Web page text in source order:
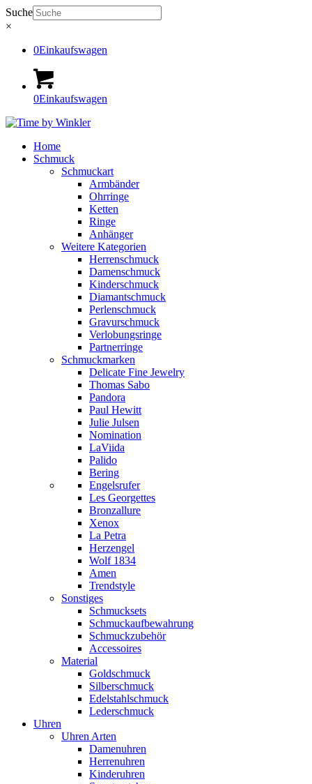
Suche
×
0Einkaufswagen
0Einkaufswagen
Home
Schmuck
Schmuckart
Armbänder
Ohrringe
Ketten
Ringe
Anhänger
Weitere Kategorien
Herrenschmuck
Damenschmuck
Kinderschmuck
Diamantschmuck
Perlenschmuck
Gravurschmuck
Verlobungsringe
Partnerringe
Schmuckmarken
Delicate Fine Jewelry
Thomas Sabo
Pandora
Paul Hewitt
Julie Julsen
Nomination
LaViida
Palido
Bering
Engelsrufer
Les Georgettes
Bronzallure
Xenox
La Petra
Herzengel
Wolf 1834
Amen
Trendstyle
Sonstiges
Schmucksets
Schmuckaufbewahrung
Schmuckzubehör
Accessoires
Material
Goldschmuck
Silberschmuck
Edelstahlschmuck
Lederschmuck
Uhren
Uhren Arten
Damenuhren
Herrenuhren
Kinderuhren